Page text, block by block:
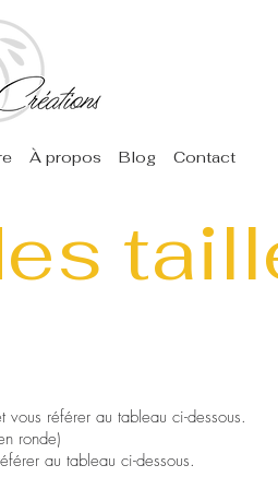
À propos Blog Contact
référer au tableau ci-dessous.
ronde)
au tableau ci-dessous.